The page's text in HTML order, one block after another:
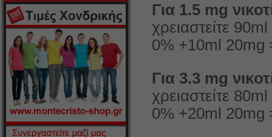
Για 1.5 mg
χρειαστείτε
0% +10ml 20mg
Για 3.3 mg
χρειαστείτε
0% +20ml 20mg